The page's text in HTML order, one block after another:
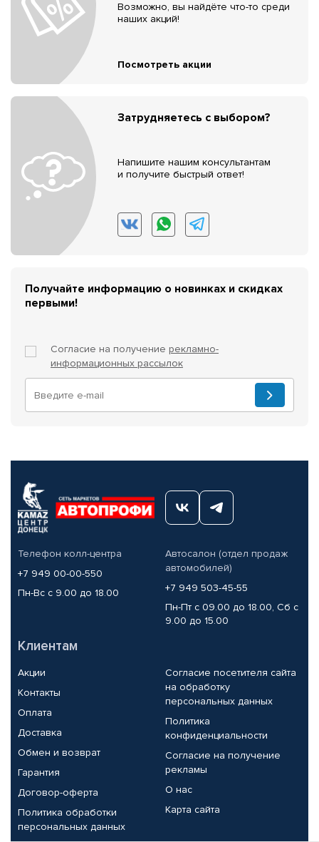
Возможно, вы найдёте что-то среди
наших акций!
Посмотреть акции
Затрудняетесь с выбором?
Напишите нашим консультантам
и получите быстрый ответ!
Получайте информацию о новинках и скидках
первыми!
Согласие на получение рекламно-
информационных рассылок
Телефон колл-центра
+7 949 00-00-550
Пн-Вс с 9.00 до 18.00
Автосалон (отдел продаж
автомобилей)
+7 949 503-45-55
Пн-Пт с 09.00 до 18.00, Сб с
9.00 до 15.00
Клиентам
Акции
Контакты
Оплата
Доставка
Обмен и возврат
Гарантия
Договор-оферта
Политика обработки
персональных данных
Согласие посетителя сайта
на обработку
персональных данных
Политика
конфиденциальности
Согласие на получение
рекламы
О нас
Карта сайта